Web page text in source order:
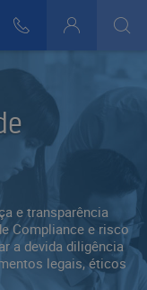
808 29 30 29
e transparência
Compliance e risco
a devida diligência
legais, éticos